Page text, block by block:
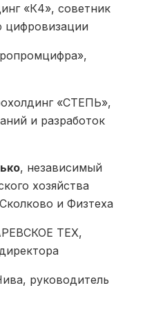
«К4», советник
цифровизации
«СТЕПЬ»,
и разработок
, независимый
хозяйства
и Физтеха
ТЕХ,
руководитель